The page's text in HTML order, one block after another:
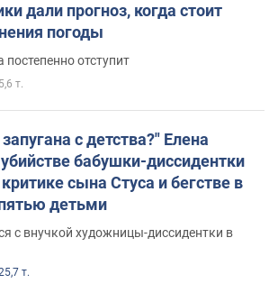
дали прогноз, когда стоит
погоды
отступит
5,6 т.
с детства?" Елена
бабушки-диссидентки
сына Стуса и бегстве в
детьми
с внучкой художницы-диссидентки в
т.